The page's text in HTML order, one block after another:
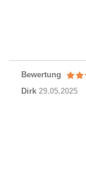
Bewertung
Dirk 29.05.2025